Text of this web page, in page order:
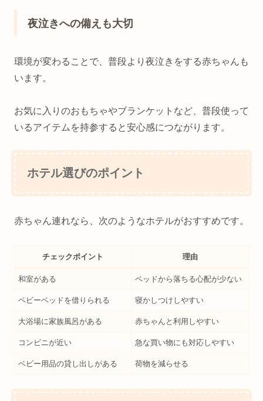
夜泣きへの備えも大切
環境が変わることで、普段より夜泣きをする赤ちゃんも
います。
お気に入りのおもちゃやブランケットなど、普段使って
いるアイテムを持参すると安心感につながります。
ホテル選びのポイント
赤ちゃん連れなら、次のようなホテルがおすすめです。
チェックポイント 理由
和室がある ベッドから落ちる心配が少ない
ベビーベッドを借りられる 寝かしつけしやすい
大浴場に家族風呂がある 赤ちゃんと利用しやすい
コンビニが近い 急な買い物にも対応しやすい
ベビー用品の貸し出しがある 荷物を減らせる